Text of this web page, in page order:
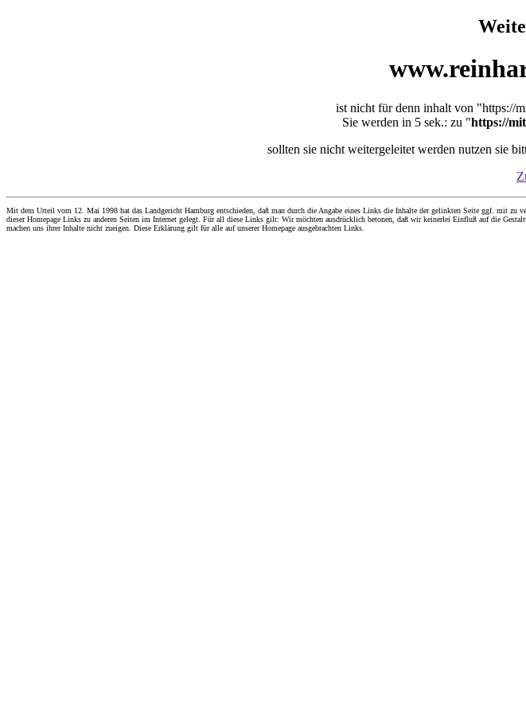
ist nicht für denn inhalt von "https://
Sie werden in 5 sek.: zu "https://
sollten sie nicht weitergeleitet werden nutzen sie
Mit dem Urteil vom 12. Mai 1998 hat das Landgericht Hamburg entschieden, daß man durch die Angabe eines Links die Inhalte der gelinkten Seite ggf. mit zu
dieser Homepage Links zu anderen Seiten im Internet gelegt. Für all diese Links gilt: Wir möchten ausdrücklich betonen, daß wir keinerlei Einfluß auf die
machen uns ihrer Inhalte nicht zueigen. Diese Erklärung gilt für alle auf unserer Homepage ausgebrachten Links.